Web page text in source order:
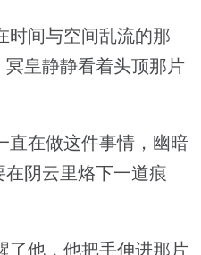
间与空间乱流的那
皇静静看着头顶那片
在做这件事情，幽暗
阴云里烙下一道痕
他，他把手伸进那片